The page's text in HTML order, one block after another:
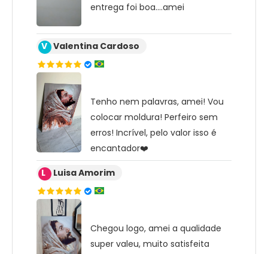
entrega foi boa....amei
V Valentina Cardoso
Tenho nem palavras, amei! Vou
colocar moldura! Perfeiro sem
erros! Incrível, pelo valor isso é
encantador❤️
L Luisa Amorim
Chegou logo, amei a qualidade
super valeu, muito satisfeita